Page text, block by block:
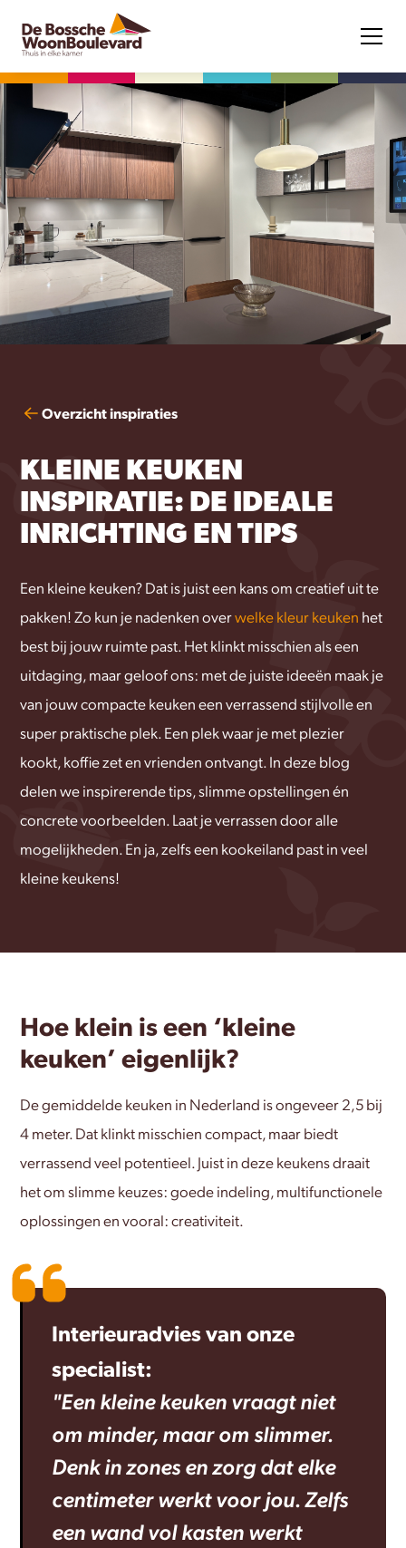
Overzicht inspiraties
KLEINE KEUKEN
INSPIRATIE: DE IDEALE
INRICHTING EN TIPS
Een kleine keuken? Dat is juist een kans om creatief uit te
pakken! Zo kun je nadenken overwelke kleur keuken het
best bij jouw ruimte past. Het klinkt misschien als een
uitdaging, maar geloof ons: met de juiste ideeën maak je
van jouw compacte keuken een verrassend stijlvolle en
super praktische plek. Een plek waar je met plezier
kookt, koffie zet en vrienden ontvangt. In deze blog
delen we inspirerende tips, slimme opstellingen én
concrete voorbeelden. Laat je verrassen door alle
mogelijkheden. En ja, zelfs een kookeiland past in veel
kleine keukens!
Hoe klein is een ‘kleine
keuken’ eigenlijk?
De gemiddelde keuken in Nederland is ongeveer 2,5 bij
4 meter. Dat klinkt misschien compact, maar biedt
verrassend veel potentieel. Juist in deze keukens draait
het om slimme keuzes: goede indeling, multifunctionele
oplossingen en vooral: creativiteit.
Interieuradvies van onze
specialist:
"Een kleine keuken vraagt niet
om minder, maar om slimmer.
Denk in zones en zorg dat elke
centimeter werkt voor jou. Zelfs
een wand vol kasten werkt